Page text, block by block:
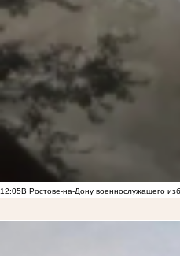
12:05В Ростове-на-Дону военнослужащего